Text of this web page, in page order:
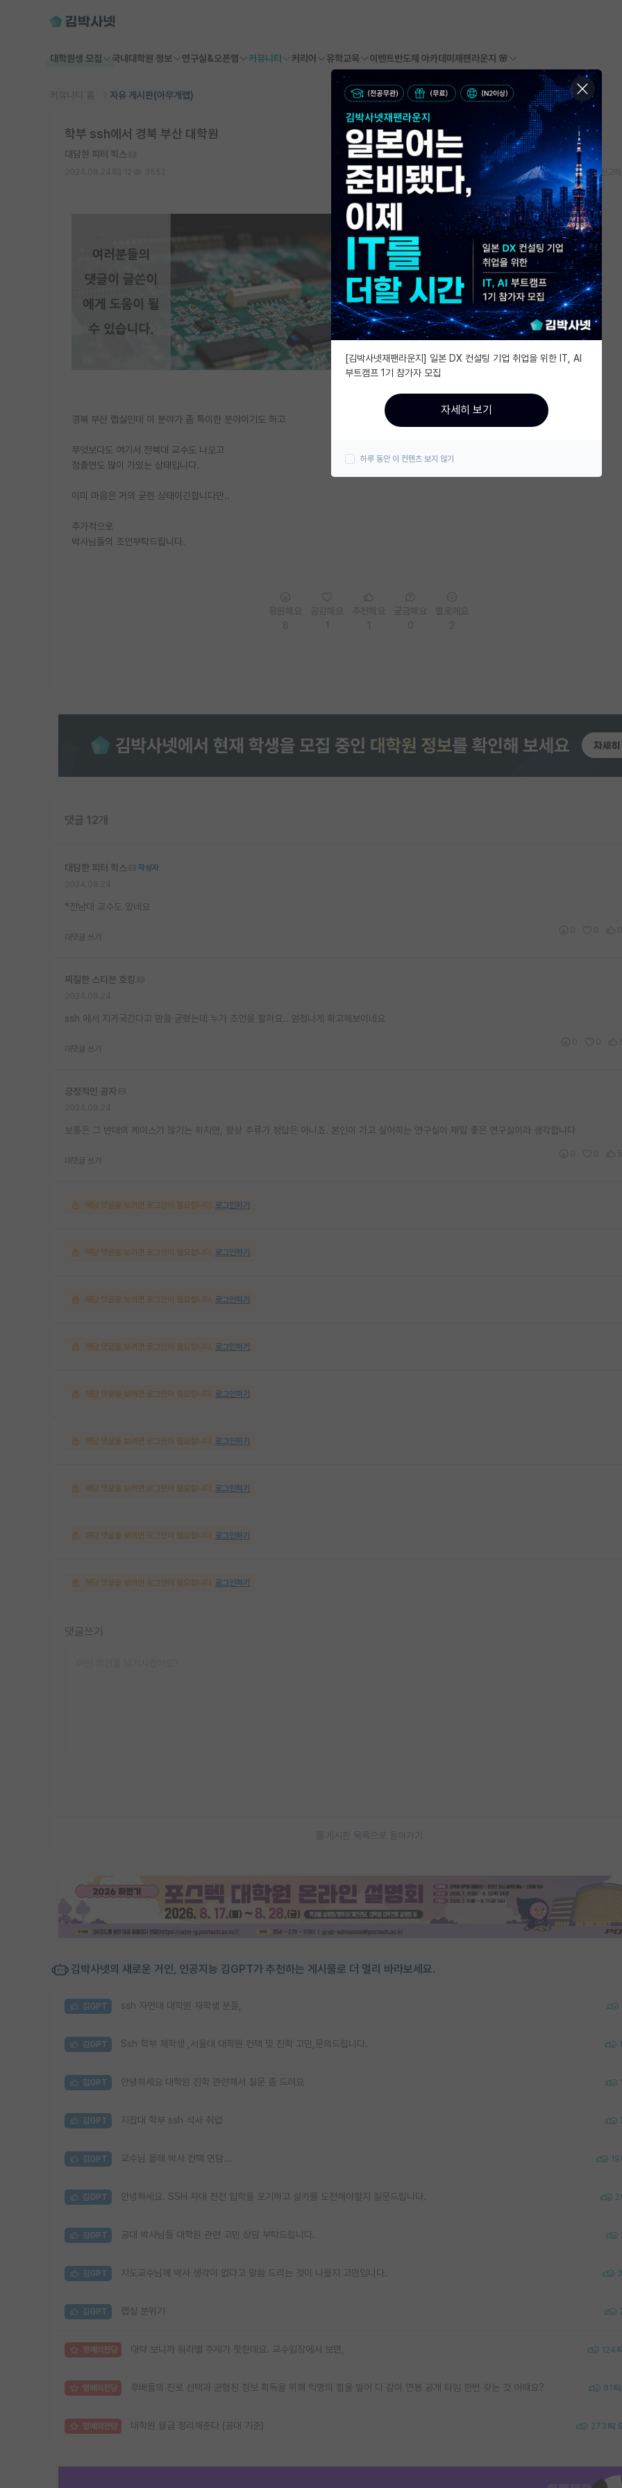
대학원생 모집 국내대학원 정보 연구실&오픈랩 커뮤니티 커리어 유학교육 이벤트반도체 아카데미 재팬라운지 🌸
커뮤니티 홈 자유 게시판(아무개랩)
학부 ssh에서 경북 부산 대학원
대담한 피터 힉스
스크랩 신고
경북 부산 랩실인데 이 분야가 좀 특이한 분야이기도 하고
무엇보다도 여기서 전북대 교수도 나오고
정출연도 많이 가있는 상태입니다.
이미 마음은 거의 굳힌 상태이긴합니다만..
추가적으로
박사님들의 조언부탁드립니다.
댓글 12개
대담한 피터 힉스
작성자
*전남대 교수도 있네요
대댓글 쓰기
찌질한 스티븐 호킹
ssh 에서 지거국간다고 맘을 굳혔는데 누가 조언을 할까요.. 엄청나게 확고해보이네요
대댓글 쓰기
긍정적인 공자
보통은 그 반대의 케이스가 많기는 하지만, 항상 주류가 정답은 아니죠. 본인이 가고 싶어하는 연구실이 제일 좋은 연구실이라 생각합니다
대댓글 쓰기
해당 댓글을 보려면 로그인이 필요합니다. 로그인하기
해당 댓글을 보려면 로그인이 필요합니다. 로그인하기
해당 댓글을 보려면 로그인이 필요합니다. 로그인하기
해당 댓글을 보려면 로그인이 필요합니다. 로그인하기
해당 댓글을 보려면 로그인이 필요합니다. 로그인하기
해당 댓글을 보려면 로그인이 필요합니다. 로그인하기
해당 댓글을 보려면 로그인이 필요합니다. 로그인하기
해당 댓글을 보려면 로그인이 필요합니다. 로그인하기
해당 댓글을 보려면 로그인이 필요합니다. 로그인하기
댓글쓰기
게시판 목록으로 돌아가기
김박사넷의 새로운 거인, 인공지능 김GPT가 추천하는 게시물로 더 멀리 바라보세요.
김GPT ssh 자연대 대학원 재학생 분들,
김GPT Ssh 학부 재학생 ,서울대 대학원 컨택 및 진학 고민,문의드립니다. 1
김GPT 안녕하세요 대학원 진학 관련해서 질문 좀 드려요
김GPT 지잡대 학부 ssh 석사 취업
김GPT 교수님 몰래 박사 컨택 면담... 19
김GPT 안녕하세요. SSH 자대 전전 입학을 포기하고 설카를 도전해야할지 질문드립니다. 2
김GPT 공대 박사님들 대학원 관련 고민 상담 부탁드립니다.
김GPT 지도교수님께 박사 생각이 없다고 말씀 드리는 것이 나을지 고민입니다. 3
김GPT 랩실 분위기
명예의전당 대략 보니까 워라밸 주제가 핫한데요. 교수입장에서 보면, 124
명예의전당 후배들의 진로 선택과 균형된 정보 획득을 위해 익명의 힘을 빌어 다 같이 연봉 공개 타임 한번 갖는 것 어때요? 81
명예의전당 대학원 월급 정리해준다 (공대 기준) 273
[김박사넷재팬라운지] 일본 DX 컨설팅 기업 취업을 위한 IT, AI
부트캠프 1기 참가자 모집
자세히 보기
하루 동안 이 컨텐츠 보지 않기